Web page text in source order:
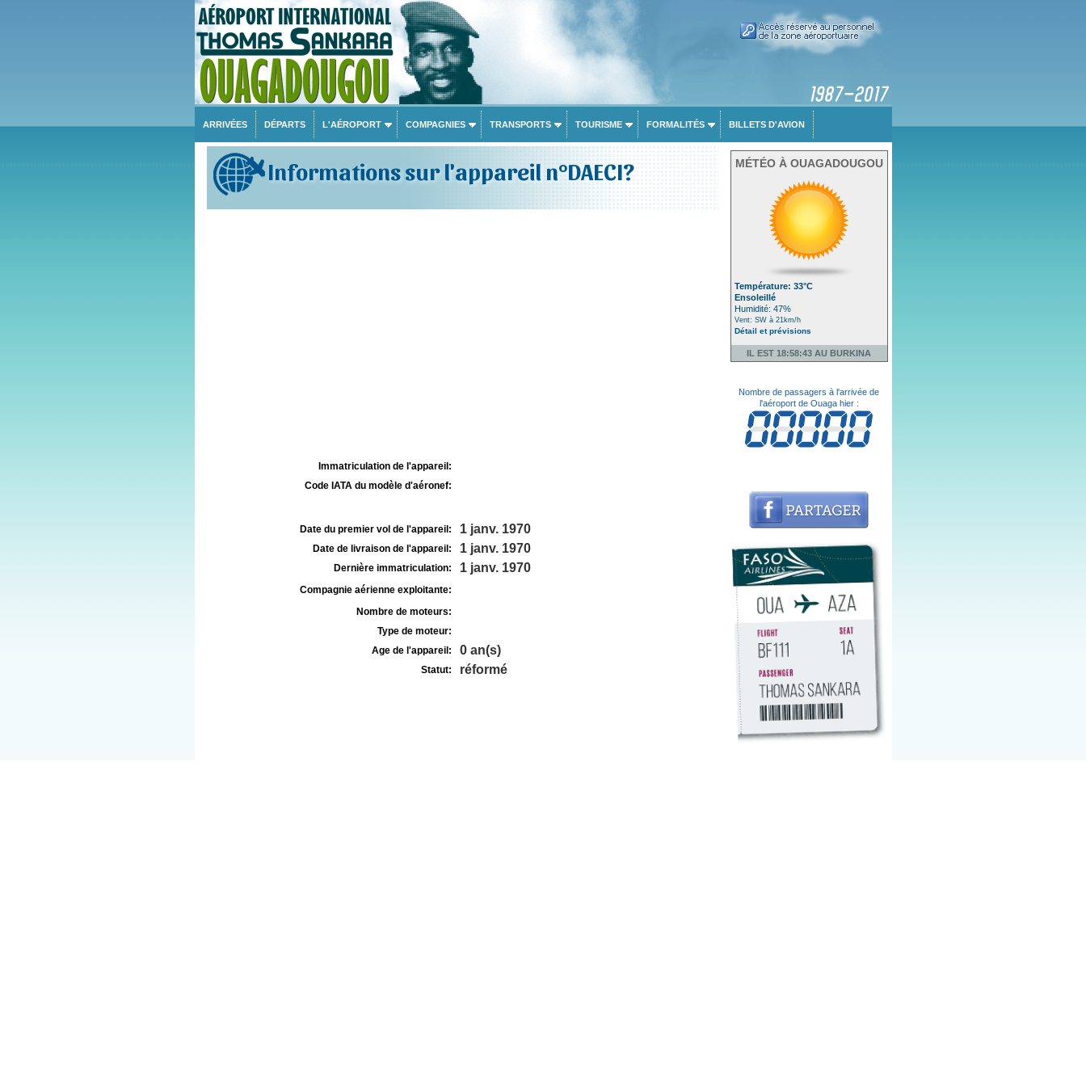
ARRIVÉES DÉPARTS L'AÉROPORT COMPAGNIES TRANSPORTS TOURISME FORMALITÉS BILLETS D'AVION
Informations sur l'appareil n°DAECI?
Immatriculation de l'appareil:
Code IATA du modèle d'aéronef:
Date du premier vol de l'appareil: 1 janv. 1970
Date de livraison de l'appareil: 1 janv. 1970
Dernière immatriculation: 1 janv. 1970
Compagnie aérienne exploitante:
Nombre de moteurs:
Type de moteur:
Age de l'appareil:
0 an(s)
Statut: réformé
MÉTÉO À OUAGADOUGOU
Température: 33°C
Ensoleillé
Humidité: 47%
Vent: SW à 21km/h
Détail et prévisions
IL EST 18:58:43 AU BURKINA
Nombre de passagers à l'arrivée de
l'aéroport de Ouaga hier :